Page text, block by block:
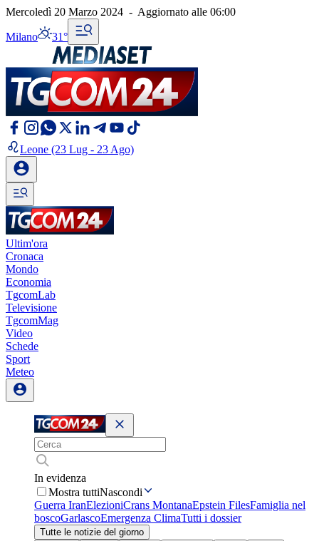
Mercoledì 20 Marzo 2024 - Aggiornato alle 06:00
Milano 31°
Leone (23 Lug - 23 Ago)
Ultim'ora
Cronaca
Mondo
Economia
TgcomLab
Televisione
TgcomMag
Video
Schede
Sport
Meteo
In evidenza
Mostra tuttiNascondi
Guerra IranElezioniCrans MontanaEpstein FilesFamiglia nel
boscoGarlascoEmergenza ClimaTutti i dossier
Tutte le notizie del giorno